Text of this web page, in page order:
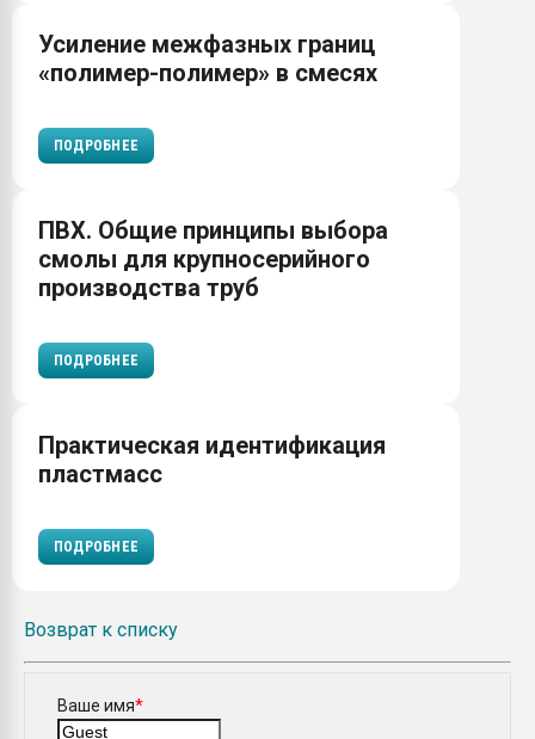
Усиление межфазных границ
«полимер-полимер» в смесях
ПОДРОБНЕЕ
ПВХ. Общие принципы выбора
смолы для крупносерийного
производства труб
ПОДРОБНЕЕ
Практическая идентификация
пластмасс
ПОДРОБНЕЕ
Возврат к списку
Ваше имя*